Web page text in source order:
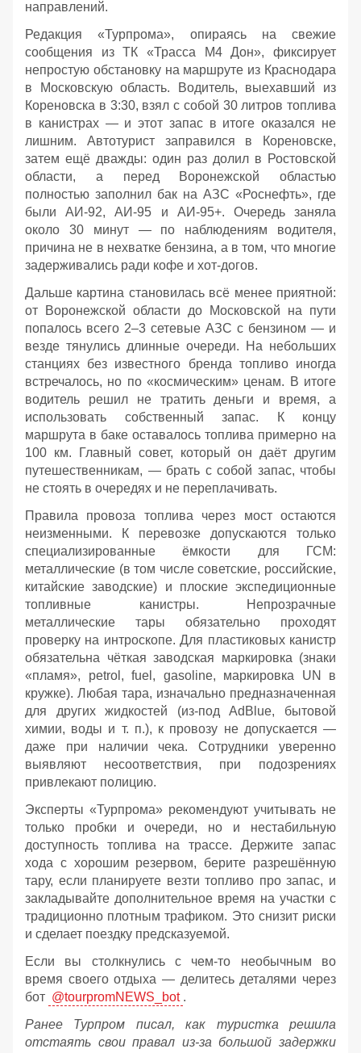
направлений.
Редакция «Турпрома», опираясь на свежие
сообщения из ТК «Трасса М4 Дон», фиксирует
непростую обстановку на маршруте из Краснодара
в Московскую область. Водитель, выехавший из
Кореновска в 3:30, взял с собой 30 литров топлива
в канистрах — и этот запас в итоге оказался не
лишним. Автотурист заправился в Кореновске,
затем ещё дважды: один раз долил в Ростовской
области, а перед Воронежской областью
полностью заполнил бак на АЗС «Роснефть», где
были АИ‑92, АИ‑95 и АИ‑95+. Очередь заняла
около 30 минут — по наблюдениям водителя,
причина не в нехватке бензина, а в том, что многие
задерживались ради кофе и хот‑догов.
Дальше картина становилась всё менее приятной:
от Воронежской области до Московской на пути
попалось всего 2–3 сетевые АЗС с бензином — и
везде тянулись длинные очереди. На небольших
станциях без известного бренда топливо иногда
встречалось, но по «космическим» ценам. В итоге
водитель решил не тратить деньги и время, а
использовать собственный запас. К концу
маршрута в баке оставалось топлива примерно на
100 км. Главный совет, который он даёт другим
путешественникам, — брать с собой запас, чтобы
не стоять в очередях и не переплачивать.
Правила провоза топлива через мост остаются
неизменными. К перевозке допускаются только
специализированные ёмкости для ГСМ:
металлические (в том числе советские, российские,
китайские заводские) и плоские экспедиционные
топливные канистры. Непрозрачные
металлические тары обязательно проходят
проверку на интроскопе. Для пластиковых канистр
обязательна чёткая заводская маркировка (знаки
«пламя», petrol, fuel, gasoline, маркировка UN в
кружке). Любая тара, изначально предназначенная
для других жидкостей (из‑под AdBlue, бытовой
химии, воды и т. п.), к провозу не допускается —
даже при наличии чека. Сотрудники уверенно
выявляют несоответствия, при подозрениях
привлекают полицию.
Эксперты «Турпрома» рекомендуют учитывать не
только пробки и очереди, но и нестабильную
доступность топлива на трассе. Держите запас
хода с хорошим резервом, берите разрешённую
тару, если планируете везти топливо про запас, и
закладывайте дополнительное время на участки с
традиционно плотным трафиком. Это снизит риски
и сделает поездку предсказуемой.
Если вы столкнулись с чем-то необычным во
время своего отдыха — делитесь деталями через
бот @tourpromNEWS_bot .
Ранее Турпром писал, как туристка решила
отстаять свои правал из-за большой задержки